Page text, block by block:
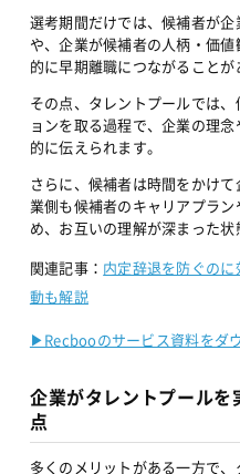
選考期間だけでは、候補者が
や、企業が候補者の人柄・価
的に早期離職につながることが
その点、タレントプールでは
ョンを取る過程で、企業の理
的に伝えられます。
さらに、候補者は時間をかけ
業側も候補者のキャリアプラ
め、お互いの理解が深まった状
関連記事： 内定辞退を防ぐの
動も解説
▶︎Recbooのサービス資料をダ
企業がタレントプール
点
多くのメリットがある一方で